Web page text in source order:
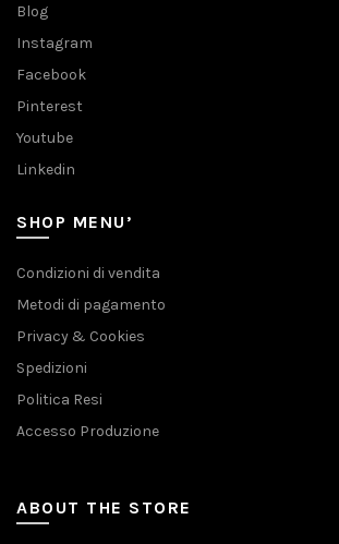
Blog
Instagram
Facebook
Pinterest
Youtube
Linkedin
SHOP MENU’
Condizioni di vendita
Metodi di pagamento
Privacy & Cookies
Spedizioni
Politica Resi
Accesso Produzione
ABOUT THE STORE